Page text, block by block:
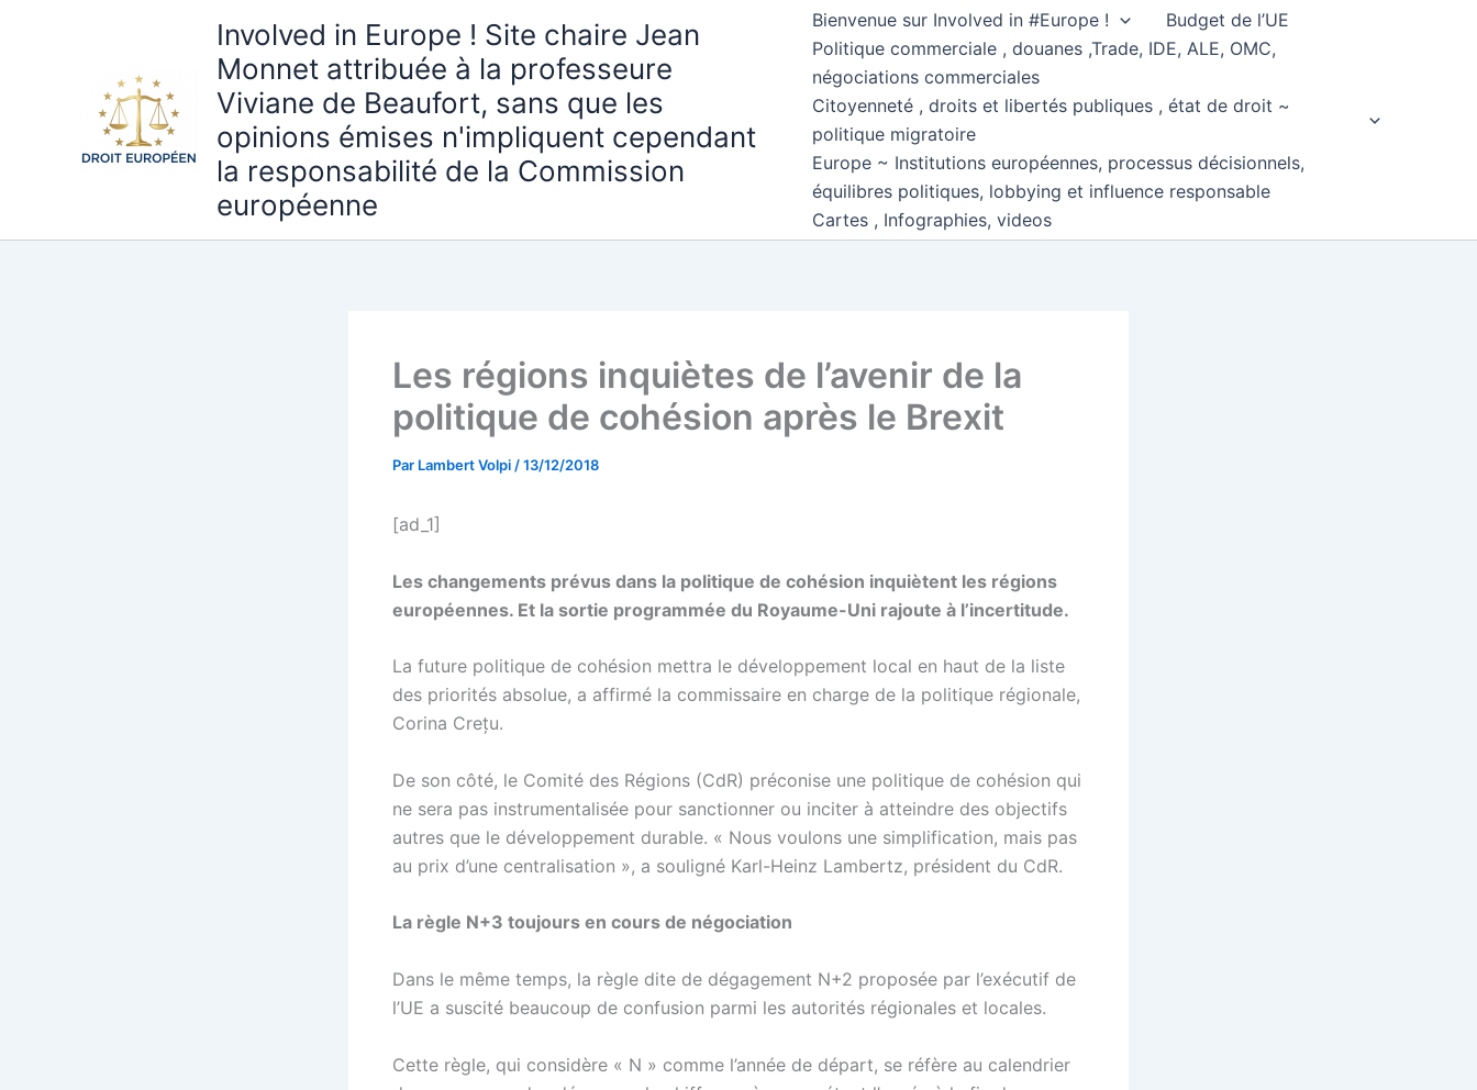
Involved in Europe ! Site chaire Jean
Monnet attribuée à la professeure
Viviane de Beaufort, sans que les
opinions émises n'impliquent cependant
la responsabilité de la Commission
européenne
Bienvenue sur Involved in #Europe !
Budget de l’UE
Politique commerciale , douanes ,Trade, IDE, ALE, OMC,
négociations commerciales
Citoyenneté , droits et libertés publiques , état de droit ~
politique migratoire
Europe ~ Institutions européennes, processus décisionnels,
équilibres politiques, lobbying et influence responsable
Cartes , Infographies, videos
Les régions inquiètes de l’avenir de la
politique de cohésion après le Brexit
Par Lambert Volpi /13/12/2018
[ad_1]
Les changements prévus dans la politique de cohésion inquiètent les régions
européennes. Et la sortie programmée du Royaume-Uni rajoute à l’incertitude.
La future politique de cohésion mettra le développement local en haut de la liste
des priorités absolue, a affirmé la commissaire en charge de la politique régionale,
Corina Crețu.
De son côté, le Comité des Régions (CdR) préconise une politique de cohésion qui
ne sera pas instrumentalisée pour sanctionner ou inciter à atteindre des objectifs
autres que le développement durable. « Nous voulons une simplification, mais pas
au prix d’une centralisation », a souligné Karl-Heinz Lambertz, président du CdR.
La règle N+3 toujours en cours de négociation
Dans le même temps, la règle dite de dégagement N+2 proposée par l’exécutif de
l’UE a suscité beaucoup de confusion parmi les autorités régionales et locales.
Cette règle, qui considère « N » comme l’année de départ, se réfère au calendrier